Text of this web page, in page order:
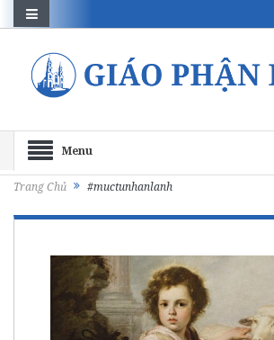
Menu
Trang Chủ #muctunhanlanh